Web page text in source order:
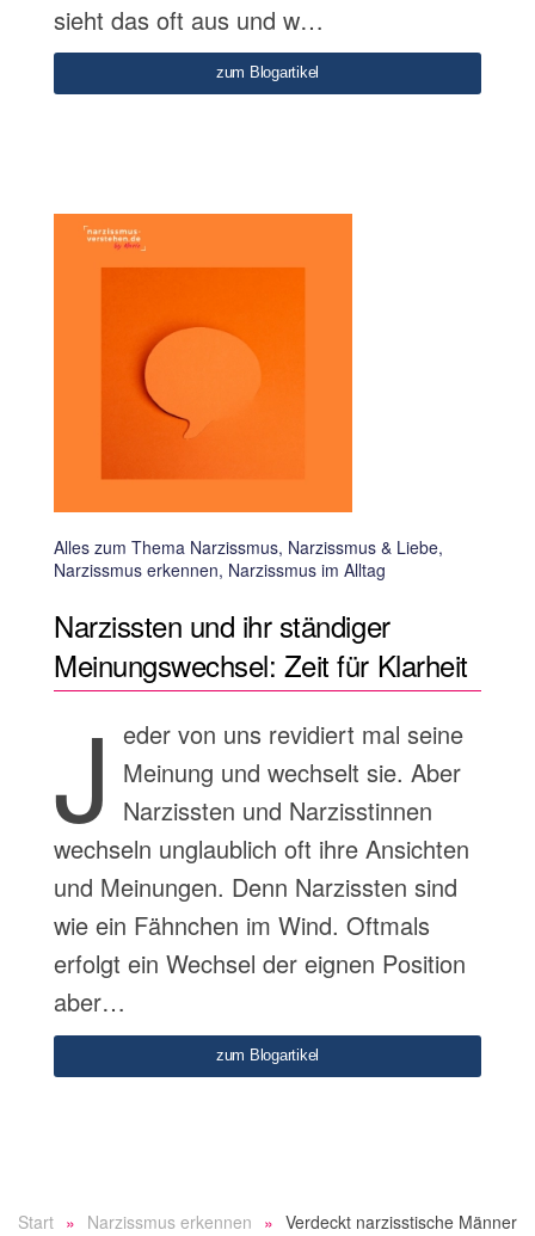
sieht das oft aus und w…
zum Blogartikel
Alles zum Thema Narzissmus, Narzissmus & Liebe,
Narzissmus erkennen, Narzissmus im Alltag
Narzissten und ihr ständiger
Meinungswechsel: Zeit für Klarheit
J eder von uns revidiert mal seine
Meinung und wechselt sie. Aber
Narzissten und Narzisstinnen
wechseln unglaublich oft ihre Ansichten
und Meinungen. Denn Narzissten sind
wie ein Fähnchen im Wind. Oftmals
erfolgt ein Wechsel der eignen Position
aber…
zum Blogartikel
Start Narzissmus erkennen Verdeckt narzisstische Männer